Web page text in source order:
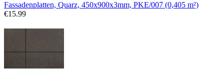
Fassadenplatten, Quarz, 450x900x3mm, PKE/007 (0,405 m²)
€15.99